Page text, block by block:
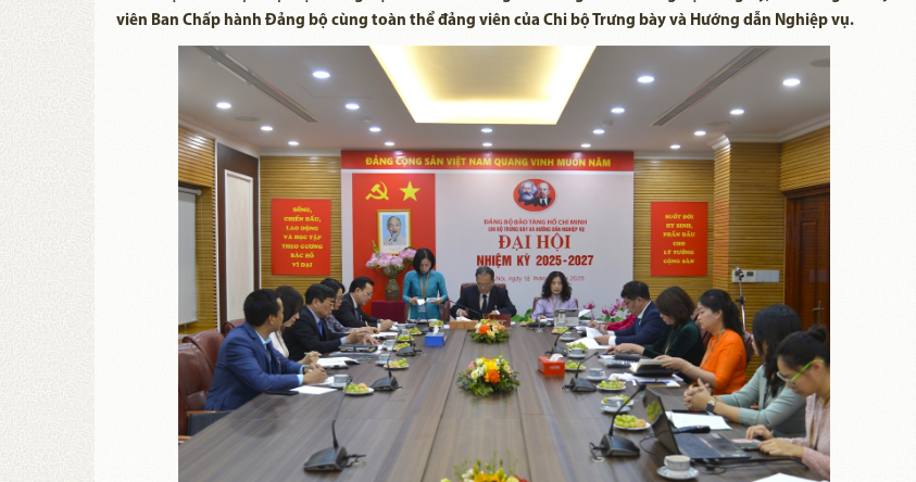
viên Ban Chấp hành Đảng bộ cùng toàn thể đảng viên của Chi bộ Trưng bày và Hướng dẫn Nghiệp vụ.